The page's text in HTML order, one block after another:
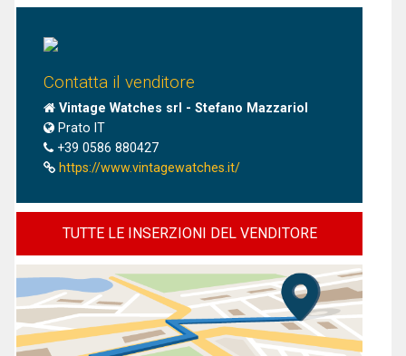
Contatta il venditore
Vintage Watches srl - Stefano Mazzariol
Prato IT
+39 0586 880427
https://www.vintagewatches.it/
TUTTE LE INSERZIONI DEL VENDITORE